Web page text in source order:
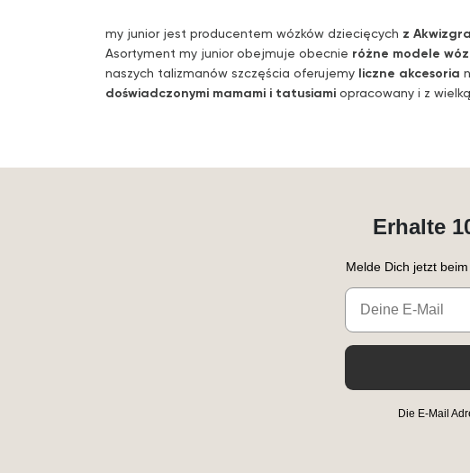
my junior jest producentem wózków dziecięcych z
Asortyment my junior obejmuje obecnie różne modele
naszych talizmanów szczęścia oferujemy liczne akcesoria
doświadczonymi mamami i tatusiami opracowany i z
Erhalte
Melde Dich jetzt
Email
Die E-Mail